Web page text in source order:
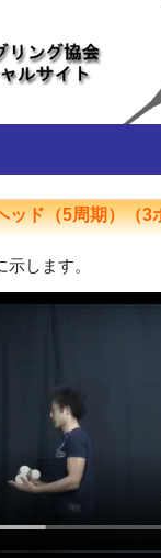
ッド（5周期）（3
します。